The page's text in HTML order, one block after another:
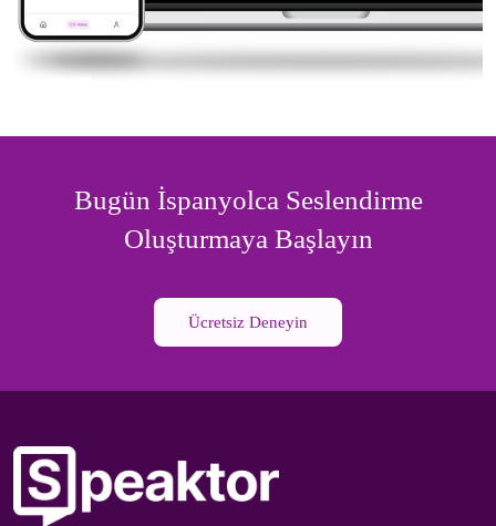
Bugün İspanyolca Seslendirme
Oluşturmaya Başlayın
Ücretsiz Deneyin